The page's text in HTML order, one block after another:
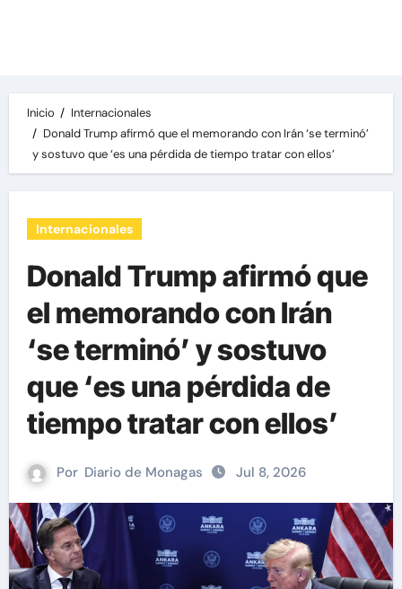
Inicio
Internacionales
Donald Trump afirmó que el memorando con Irán ‘se terminó’
y sostuvo que ‘es una pérdida de tiempo tratar con ellos’
Internacionales
Donald Trump afirmó que
el memorando con Irán
‘se terminó’ y sostuvo
que ‘es una pérdida de
tiempo tratar con ellos’
Por Diario de Monagas Jul 8, 2026